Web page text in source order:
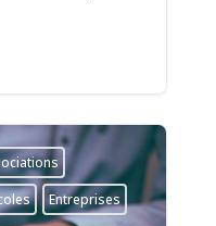
Entreprises